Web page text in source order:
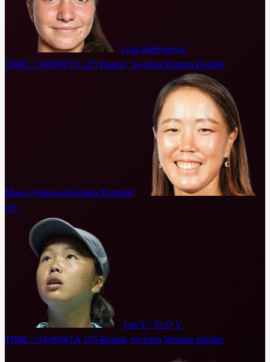
Lola Radivojevic
TIME // 16:00WTA 125 Bastad, Sweden Women Double
Mana Ayukawa/Kanako Morisaki
VS
Lee Y / Ye Q Y
TIME // 16:00WTA 125 Bastad, Sweden Women Singles